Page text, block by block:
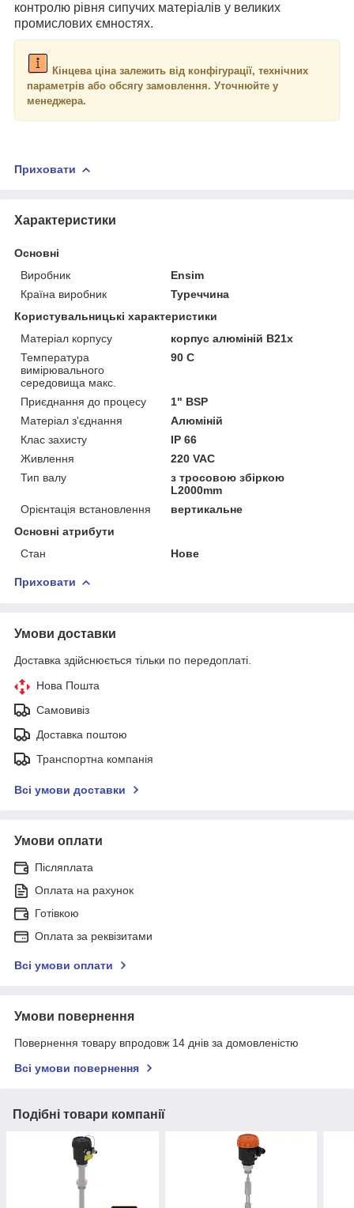
контролю рівня сипучих матеріалів у великих
промислових ємностях.
Кінцева ціна залежить від конфігурації, технічних
параметрів або обсягу замовлення. Уточнюйте у
менеджера.
Приховати
Характеристики
Основні
Виробник
Ensim
Країна виробник
Туреччина
Користувальницькі характеристики
Матеріал корпусу
корпус алюміній B21x
Температура
вимірювального
середовища макс.
90 С
Приєднання до процесу
1" BSP
Матеріал з'єднання
Алюміній
Клас захисту
IP 66
Живлення
220 VAC
Тип валу
з тросовою збіркою
L2000mm
Орієнтація встановлення
вертикальне
Основні атрибути
Стан
Нове
Приховати
Умови доставки
Доставка здійснюється тільки по передоплаті.
Нова Пошта
Самовивіз
Доставка поштою
Транспортна компанія
Всі умови доставки
Умови оплати
Післяплата
Оплата на рахунок
Готівкою
Оплата за реквізитами
Всі умови оплати
Умови повернення
Повернення товару впродовж 14 днів за домовленістю
Всі умови повернення
Подібні товари компанії